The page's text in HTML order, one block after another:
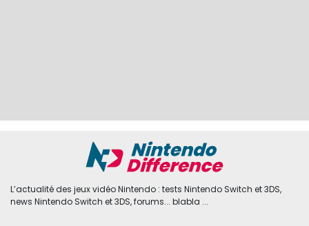
L’actualité des jeux vidéo Nintendo : tests Nintendo Switch et 3DS,
news Nintendo Switch et 3DS, forums... blabla ...